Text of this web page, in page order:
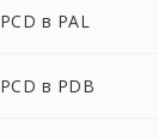
PCD в PAL
PCD в PDB